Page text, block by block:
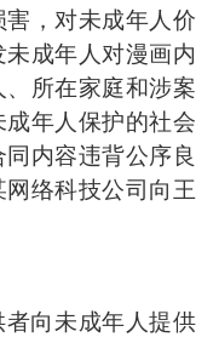
，对未成年人价
成年人对漫画内
所在家庭和涉案
年人保护的社会
内容违背公序良
络科技公司向王
向未成年人提供